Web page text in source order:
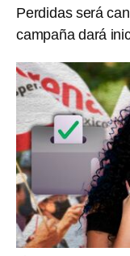
Perdidas será
campaña dará